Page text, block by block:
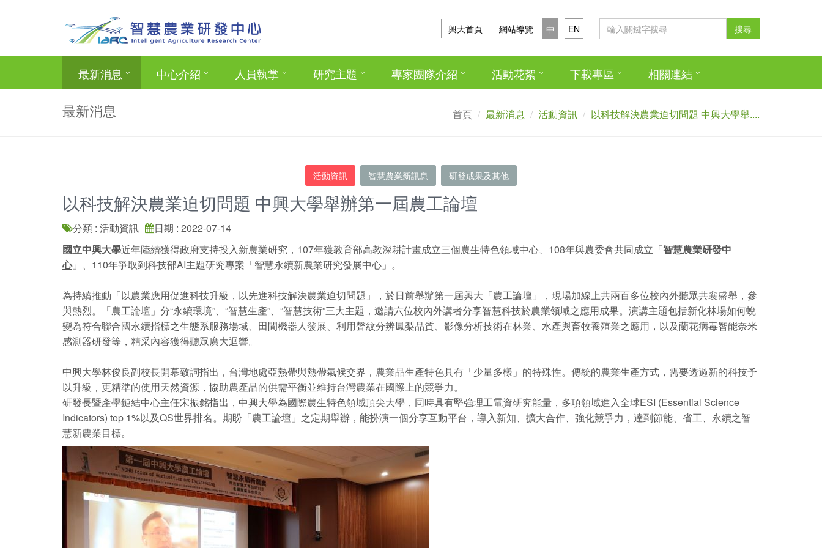
興大首頁 網站導覽 中 EN 搜尋
最新消息 中心介紹 人員執掌 研究主題 專家團隊介紹 活動花絮 下載專區 相關連結
最新消息 首頁 最新消息 活動資訊 以科技解決農業迫切問題 中興大學舉....
活動資訊 智慧農業新訊息 研發成果及其他
以科技解決農業迫切問題 中興大學舉辦第一屆農工論壇
分類 : 活動資訊
日期 : 2022-07-14
國立中興大學近年陸續獲得政府支持投入新農業研究，107年獲教育部高教深耕計畫成立三個農生特色領域中心、108年與農委會共同成立「智慧農業研發中
心」、110年爭取到科技部AI主題研究專案「智慧永續新農業研究發展中心」。
為持續推動「以農業應用促進科技升級，以先進科技解決農業迫切問題」，於日前舉辦第一屆興大「農工論壇」，現場加線上共兩百多位校內外聽眾共襄盛舉，參
與熱烈。「農工論壇」分“永續環境”、“智慧生產”、“智慧技術”三大主題，邀請六位校內外講者分享智慧科技於農業領域之應用成果。演講主題包括新化林場如何蛻
變為符合聯合國永續指標之生態系服務場域、田間機器人發展、利用聲紋分辨鳳梨品質、影像分析技術在林業、水產與畜牧養殖業之應用，以及蘭花病毒智能奈米
感測器研發等，精采內容獲得聽眾廣大迴響。
中興大學林俊良副校長開幕致詞指出，台灣地處亞熱帶與熱帶氣候交界，農業品生產特色具有「少量多樣」的特殊性。傳統的農業生產方式，需要透過新的科技予
以升級，更精準的使用天然資源，協助農產品的供需平衡並維持台灣農業在國際上的競爭力。
研發長暨產學鏈結中心主任宋振銘指出，中興大學為國際農生特色領域頂尖大學，同時具有堅強理工電資研究能量，多項領域進入全球ESI (Essential Science
Indicators) top 1%以及QS世界排名。期盼「農工論壇」之定期舉辦，能扮演一個分享互動平台，導入新知、擴大合作、強化競爭力，達到節能、省工、永續之智
慧新農業目標。